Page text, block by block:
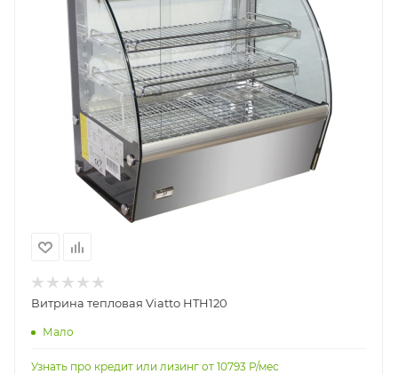
Витрина тепловая Viatto HTH120
Мало
Узнать про кредит или лизинг от 10793 Р/мес